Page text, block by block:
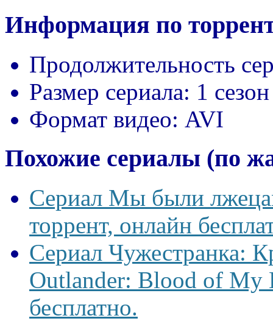
Информация по
Продолжительность
Размер сериала: 1
Формат видео: AVI
Похожие сериалы (по
Сериал Мы были
торрент, онлайн
Сериал Чужестранка:
Outlander: Blood of My
бесплатно.